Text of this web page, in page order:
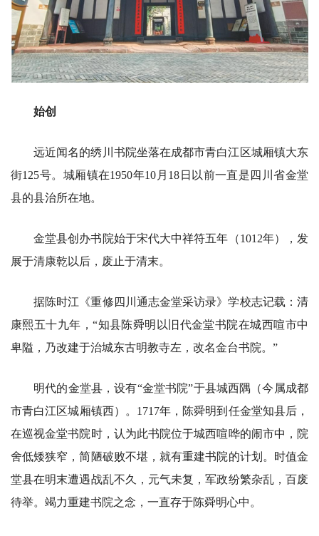
始创
远近闻名的绣川书院坐落在成都市青白江区城厢镇大东
街125号。城厢镇在1950年10月18日以前一直是四川省金堂
县的县治所在地。
金堂县创办书院始于宋代大中祥符五年（1012年），发
展于清康乾以后，废止于清末。
据陈时江《重修四川通志金堂采访录》学校志记载：清
康熙五十九年，“知县陈舜明以旧代金堂书院在城西喧市中
卑隘，乃改建于治城东古明教寺左，改名金台书院。”
明代的金堂县，设有“金堂书院”于县城西隅（今属成都
市青白江区城厢镇西）。1717年，陈舜明到任金堂知县后，
在巡视金堂书院时，认为此书院位于城西喧哗的闹市中，院
舍低矮狭窄，简陋破败不堪，就有重建书院的计划。时值金
堂县在明末遭遇战乱不久，元气未复，军政纷繁杂乱，百废
待举。竭力重建书院之念，一直存于陈舜明心中。